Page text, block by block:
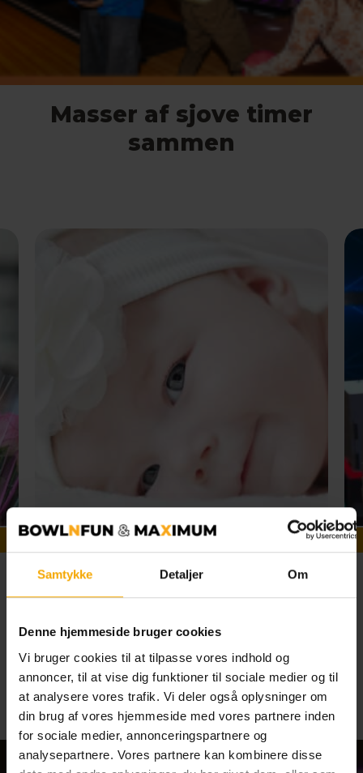
Samtykke Detaljer Om
Denne hjemmeside bruger cookies
Vi bruger cookies til at tilpasse vores indhold og
annoncer, til at vise dig funktioner til sociale medier og til
at analysere vores trafik. Vi deler også oplysninger om
din brug af vores hjemmeside med vores partnere inden
for sociale medier, annonceringspartnere og
analysepartnere. Vores partnere kan kombinere disse
Masser af sjove timer
sammen
Team­building